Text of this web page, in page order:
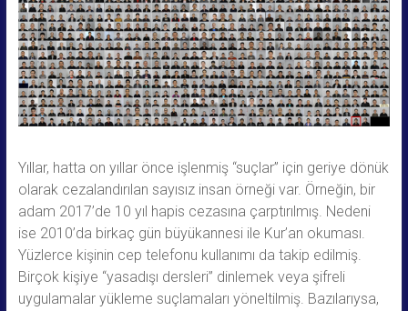
Yıllar, hatta on yıllar önce işlenmiş “suçlar” için geriye dönük
olarak cezalandırılan sayısız insan örneği var. Örneğin, bir
adam 2017’de 10 yıl hapis cezasına çarptırılmış. Nedeni
ise 2010’da birkaç gün büyükannesi ile Kur’an okuması.
Yüzlerce kişinin cep telefonu kullanımı da takip edilmiş.
Birçok kişiye “yasadışı dersleri” dinlemek veya şifreli
uygulamalar yükleme suçlamaları yöneltilmiş. Bazılarıysa,